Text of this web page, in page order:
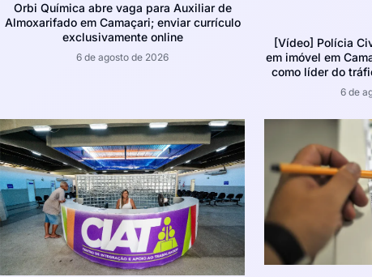
Orbi Química abre vaga para Auxiliar de
Almoxarifado em Camaçari; enviar currículo
exclusivamente online
6 de agosto de 2026
[Vídeo] Polícia
em imóvel em
como líder do
6 de